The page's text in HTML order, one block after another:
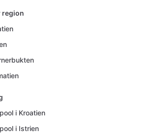
region
i Kroatien
i Istrien